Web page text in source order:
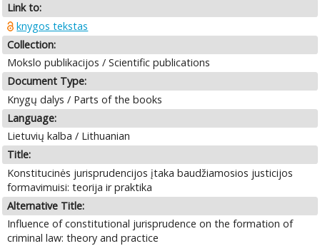
Link to:
knygos tekstas
Collection:
Mokslo publikacijos / Scientific publications
Document Type:
Knygų dalys / Parts of the books
Language:
Lietuvių kalba / Lithuanian
Title:
Konstitucinės jurisprudencijos įtaka baudžiamosios justicijos
formavimuisi: teorija ir praktika
Alternative Title:
Influence of constitutional jurisprudence on the formation of
criminal law: theory and practice